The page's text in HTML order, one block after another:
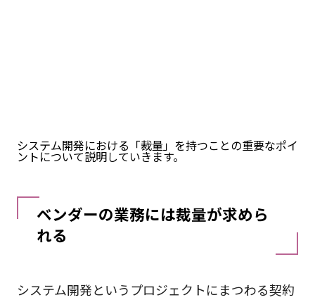
システム開発における「裁量」を持つことの重要なポイ
ントについて説明していきます。
ベンダーの業務には裁量が求めら
れる
システム開発というプロジェクトにまつわる契約